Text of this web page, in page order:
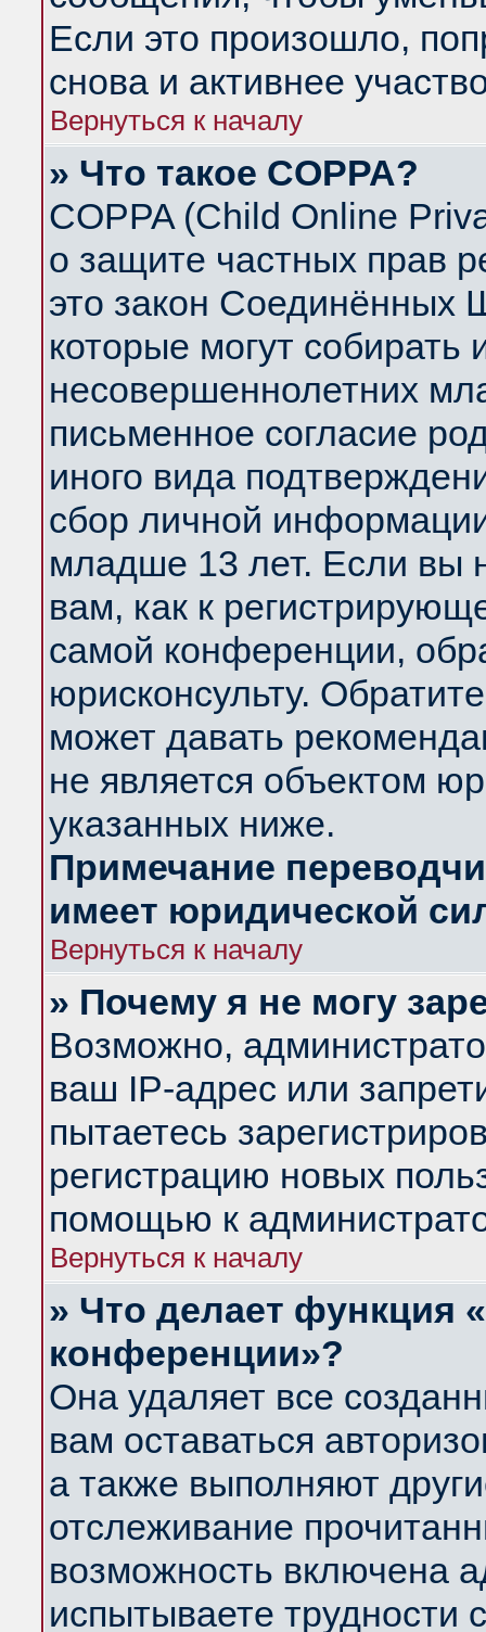
Если это произошло,
снова и активнее
Вернуться к началу
» Что такое COPPA?
COPPA (Child Online
о защите частных прав
это закон Соединённых
которые могут
несовершеннолетних
письменное согласие
иного вида
сбор личной
младше 13 лет. Если вы
вам, как к
самой конференции,
юрисконсульту.
может давать
не является объектом
указанных ниже.
Примечание
имеет юридической
Вернуться к началу
» Почему я не могу
Возможно,
ваш IP-адрес или
пытаетесь
регистрацию новых
помощью к
Вернуться к началу
» Что делает функция
конференции»?
Она удаляет все
вам оставаться
а также выполняют
отслеживание
возможность включена
испытываете трудности